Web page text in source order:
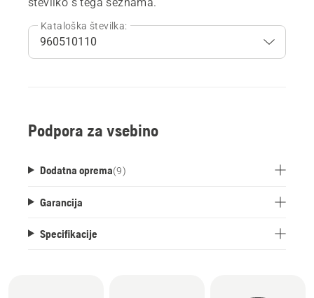
Kataloška številka:
Podpora za vsebino
Dodatna oprema(9)
Garancija
Specifikacije